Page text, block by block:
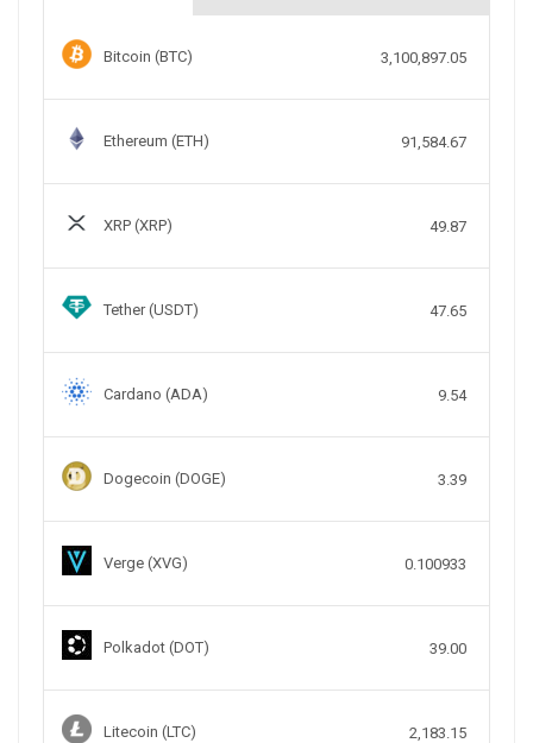
Bitcoin (BTC) 3,100,897.05
Ethereum (ETH) 91,584.67
XRP (XRP) 49.87
Tether (USDT) 47.65
Cardano (ADA) 9.54
Dogecoin (DOGE) 3.39
Verge (XVG) 0.100933
Polkadot (DOT) 39.00
Litecoin (LTC) 2,183.15